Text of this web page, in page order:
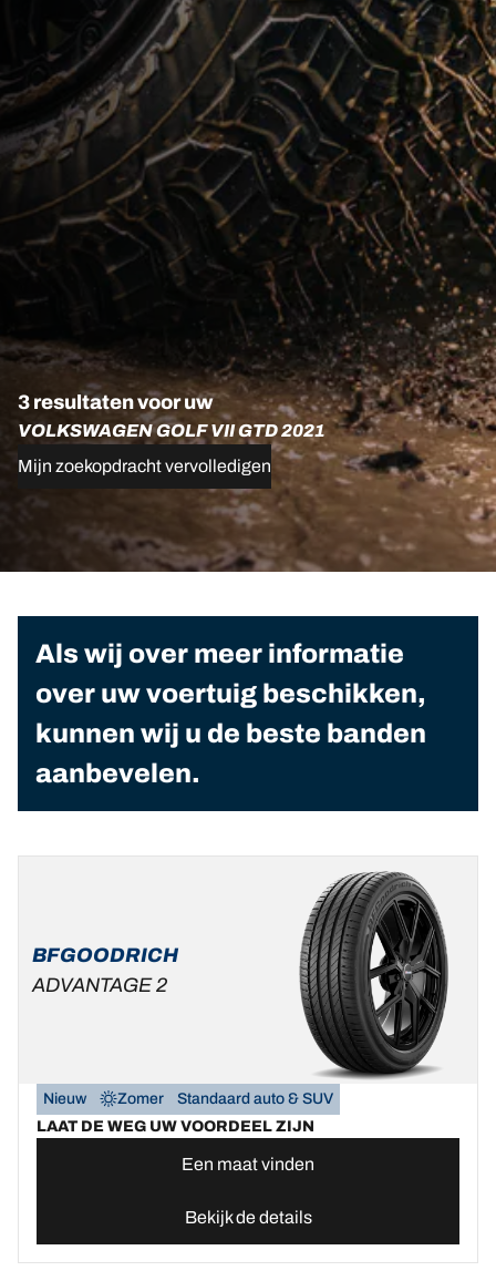
3 resultaten voor uw
VOLKSWAGEN GOLF VII GTD 2021
Mijn zoekopdracht vervolledigen
Als wij over meer informatie
over uw voertuig beschikken,
kunnen wij u de beste banden
aanbevelen.
BFGOODRICH
ADVANTAGE 2
Nieuw Zomer
Standaard auto & SUV
LAAT DE WEG UW VOORDEEL ZIJN
Een maat vinden
Bekijk de details